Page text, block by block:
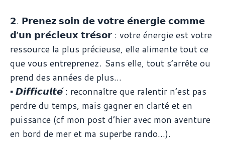
𝟮. 𝗣𝗿𝗲𝗻𝗲𝘇 𝘀𝗼𝗶𝗻 𝗱𝗲 𝘃𝗼𝘁𝗿𝗲 𝗲́𝗻𝗲𝗿𝗴𝗶𝗲 𝗰𝗼𝗺𝗺𝗲
𝗱’𝘂𝗻 𝗽𝗿𝗲́𝗰𝗶𝗲𝘂𝘅 𝘁𝗿𝗲́𝘀𝗼𝗿 : votre énergie est votre
ressource la plus précieuse, elle alimente tout ce
que vous entreprenez. Sans elle, tout s’arrête ou
prend des années de plus…
▪️ 𝘿𝙞𝙛𝙛𝙞𝙘𝙪𝙡𝙩𝙚́ : reconnaître que ralentir n’est pas
perdre du temps, mais gagner en clarté et en
puissance (cf mon post d’hier avec mon aventure
en bord de mer et ma superbe rando…).